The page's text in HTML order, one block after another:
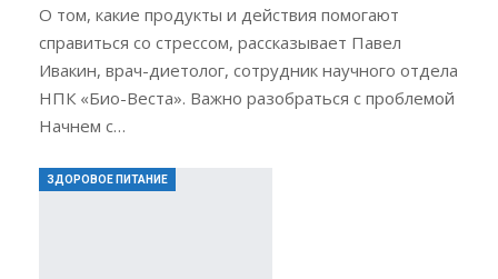
О том, какие продукты и действия помогают
справиться со стрессом, рассказывает Павел
Ивакин, врач-диетолог, сотрудник научного отдела
НПК «Био-Веста». Важно разобраться с проблемой
Начнем с…
ЗДОРОВОЕ ПИТАНИЕ